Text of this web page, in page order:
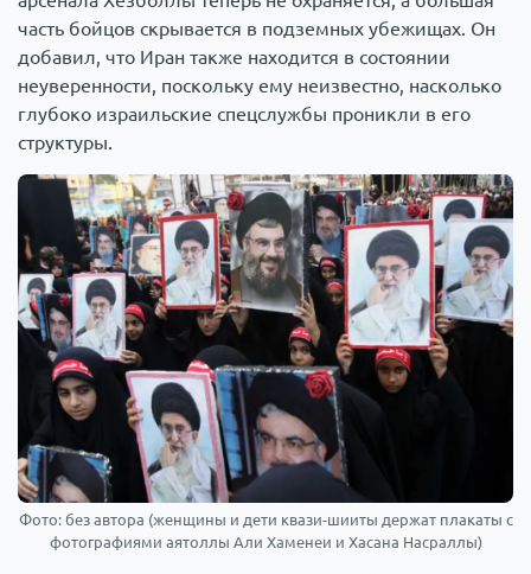
часть бойцов скрывается в подземных убежищах. Он
добавил, что Иран также находится в состоянии
неуверенности, поскольку ему неизвестно, насколько
глубоко израильские спецслужбы проникли в его
структуры.
Фото: без автора (женщины и дети квази-шииты держат плакаты с
фотографиями аятоллы Али Хаменеи и Хасана Насраллы)